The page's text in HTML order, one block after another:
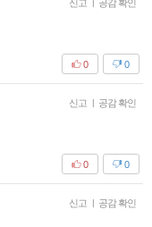
신고 공감 확인
0
0
신고 공감 확인
0
0
신고 공감 확인